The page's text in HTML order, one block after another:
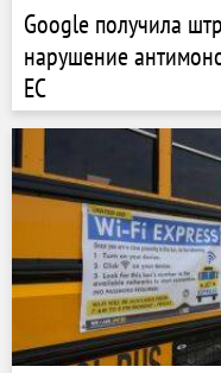
Google получила
нарушение
ЕС